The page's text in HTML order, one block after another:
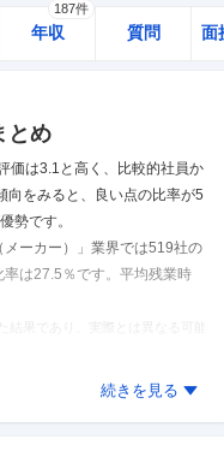
年収
187件
質問 面
とめ
価は3.1と高く、比較的社員か
向をみると、良い点の比率が5
勢です。
メーカー）」業界では519社の
は27.5％です。 平均残業時
続きを見る